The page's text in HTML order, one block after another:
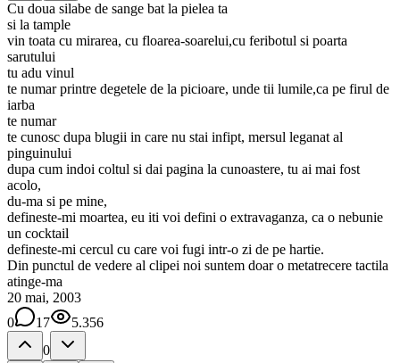
Cu doua silabe de sange bat la pielea ta
si la tample
vin toata cu mirarea, cu floarea-soarelui,cu feribotul si poarta
sarutului
tu adu vinul
te numar printre degetele de la picioare, unde tii lumile,ca pe firul de
iarba
te numar
te cunosc dupa blugii in care nu stai infipt, mersul leganat al
pinguinului
dupa cum indoi coltul si dai pagina la cunoastere, tu ai mai fost
acolo,
du-ma si pe mine,
defineste-mi moartea, eu iti voi defini o extravaganza, ca o nebunie
un cocktail
defineste-mi cercul cu care voi fugi intr-o zi de pe hartie.
Din punctul de vedere al clipei noi suntem doar o metatrecere tactila
atinge-ma
20 mai, 2003
0
17
5.356
0